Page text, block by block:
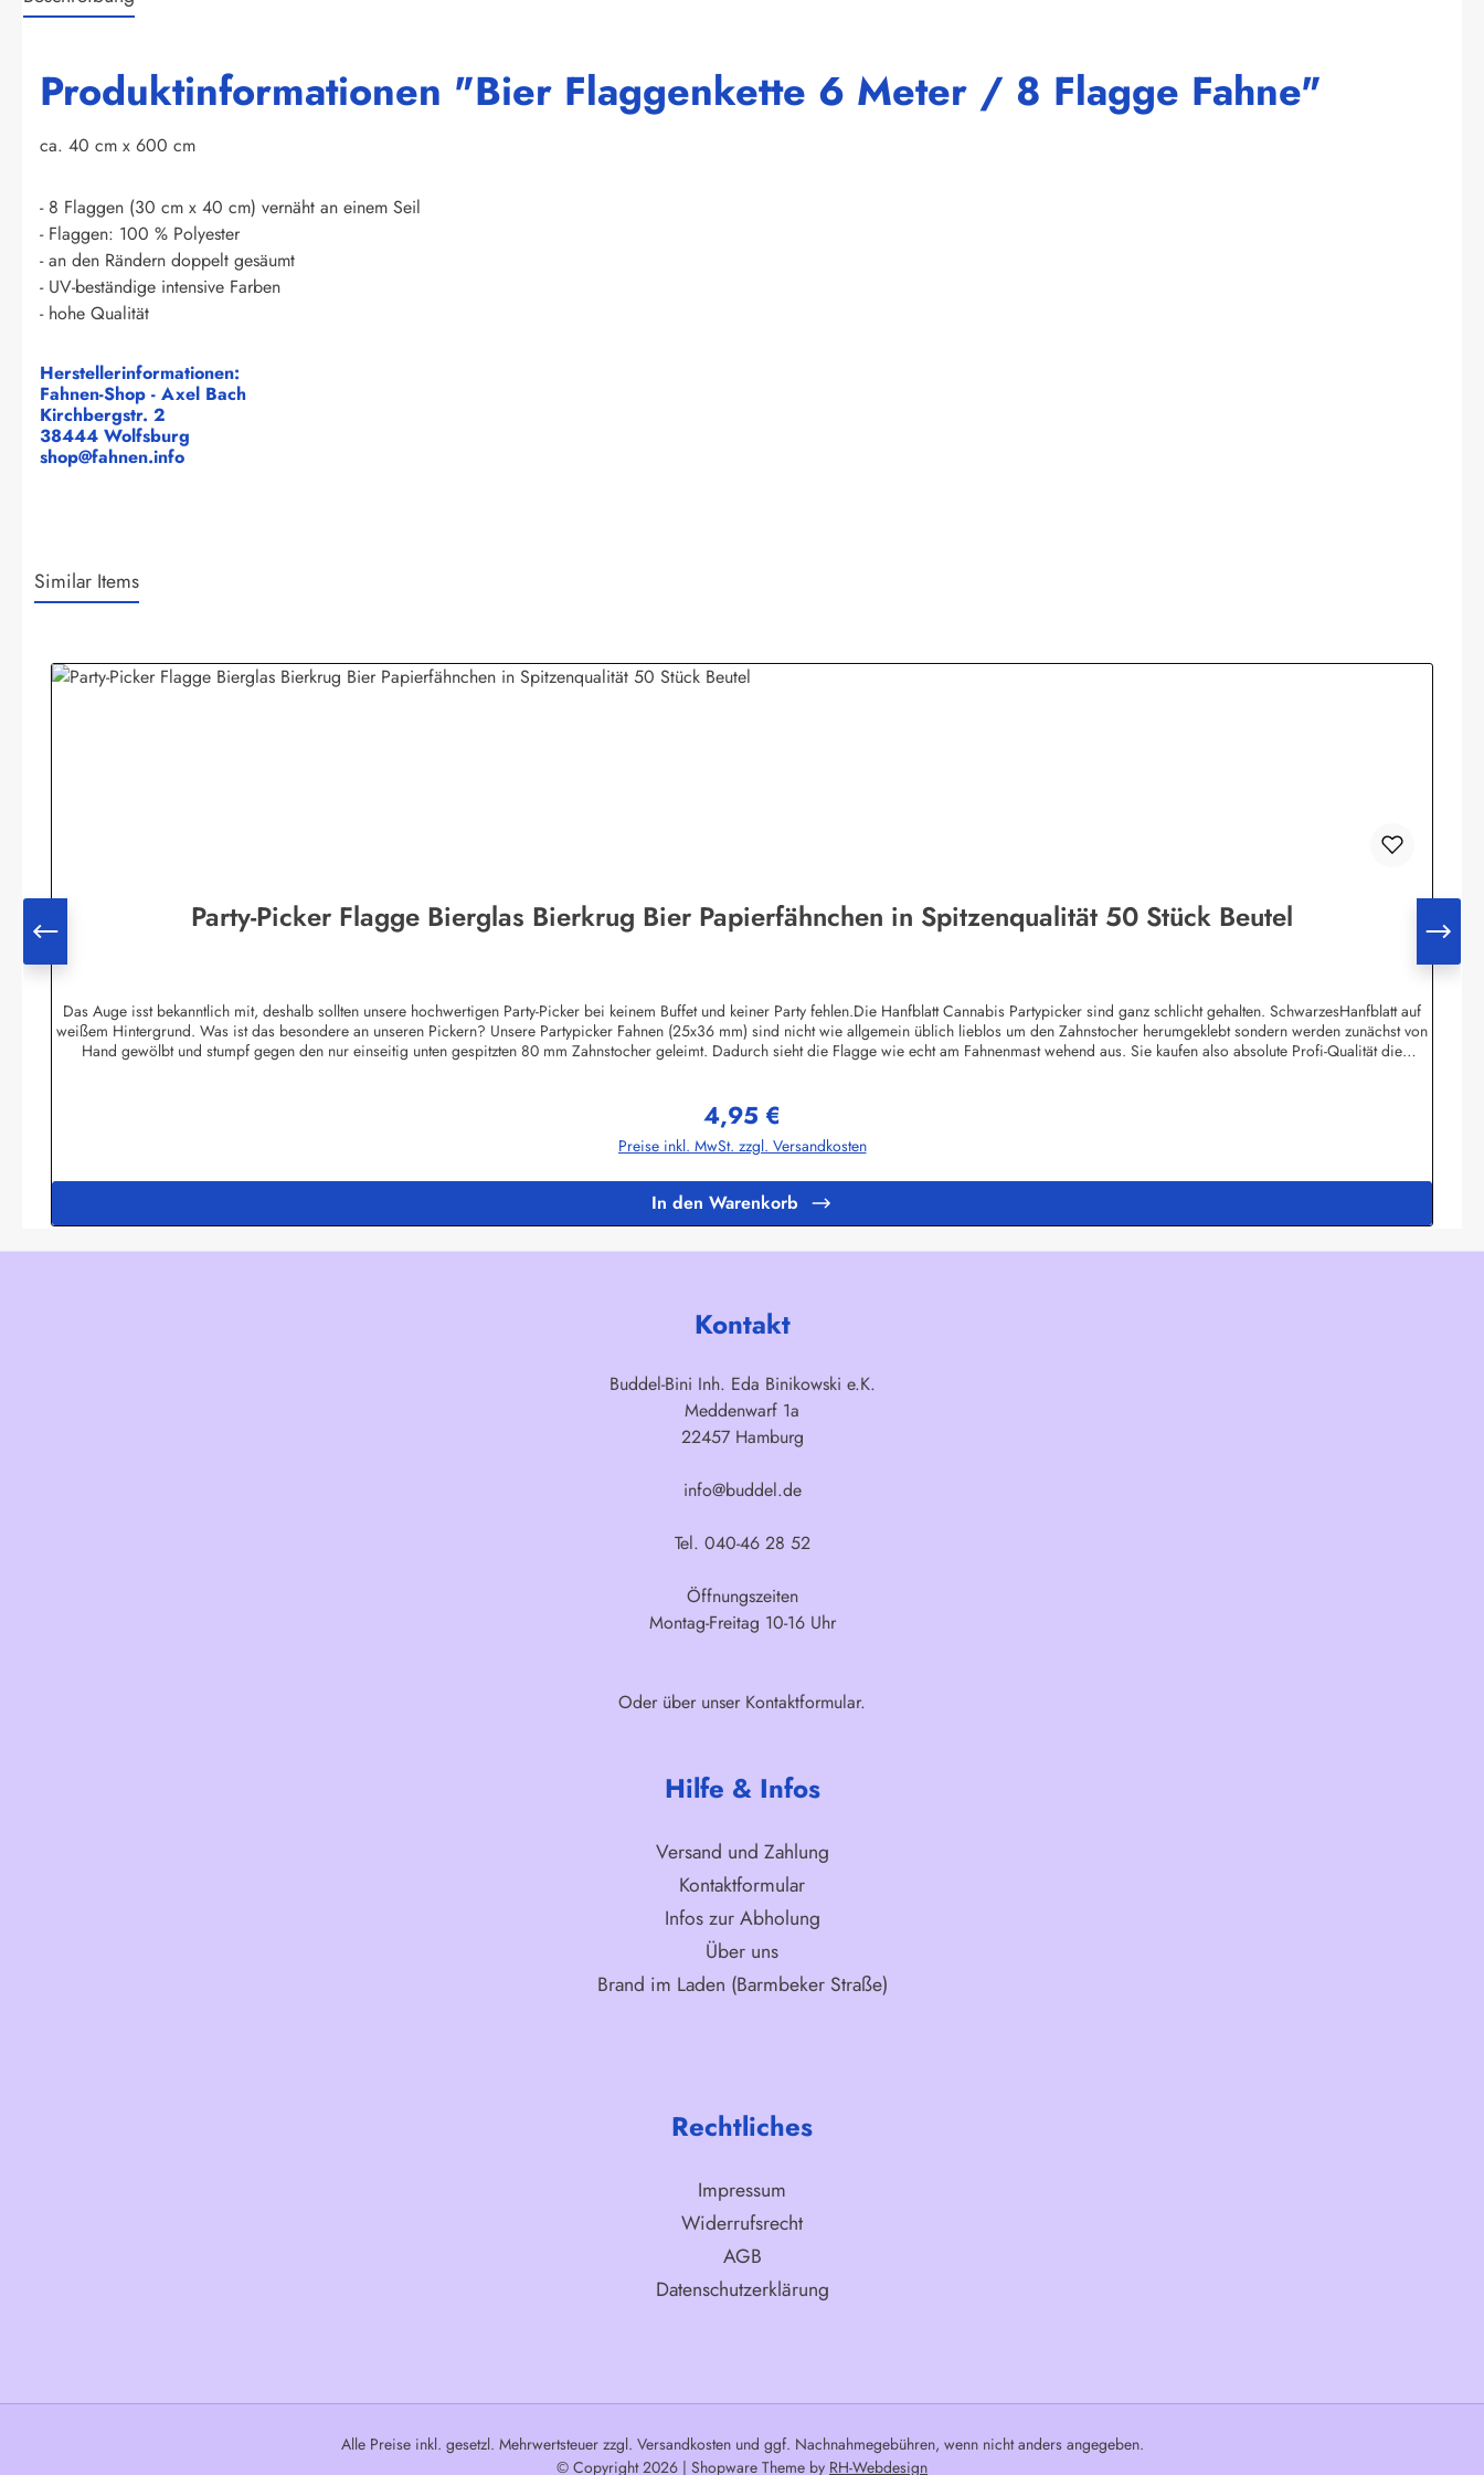
Produktinformationen "Bier Flaggenkette 6 Meter / 8 Flagge Fahne"
ca. 40 cm x 600 cm
- 8 Flaggen (30 cm x 40 cm) vernäht an einem Seil
- Flaggen: 100 % Polyester
- an den Rändern doppelt gesäumt
- UV-beständige intensive Farben
- hohe Qualität
Herstellerinformationen:
Fahnen-Shop - Axel Bach
Kirchbergstr. 2
38444 Wolfsburg
shop@fahnen.info
Similar Items
Party-Picker Flagge Bierglas Bierkrug Bier Papierfähnchen in Spitzenqualität 50 Stück Beutel
Das Auge isst bekanntlich mit, deshalb sollten unsere hochwertigen Party-Picker bei keinem Buffet und keiner Party fehlen.Die Hanfblatt Cannabis Partypicker sind ganz schlicht gehalten. SchwarzesHanfblatt auf
weißem Hintergrund. Was ist das besondere an unseren Pickern? Unsere Partypicker Fahnen (25x36 mm) sind nicht wie allgemein üblich lieblos um den Zahnstocher herumgeklebt sondern werden zunächst von
Hand gewölbt und stumpf gegen den nur einseitig unten gespitzten 80 mm Zahnstocher geleimt. Dadurch sieht die Flagge wie echt am Fahnenmast wehend aus. Sie kaufen also absolute Profi-Qualität die
werden. Die Picker werden zu 50 Stück in Polybeutel verpackt.Herstellerinformationen:Buddel-Bini Inh. Eda Binikowski e.K.Meddenwarf 1a22457 Hamburginfo@buddel.de
Regulärer Preis:
4,95 €
Preise inkl. MwSt. zzgl. Versandkosten
In den Warenkorb
Kontakt
Buddel-Bini Inh. Eda Binikowski e.K.
Meddenwarf 1a
22457 Hamburg
info@buddel.de
Tel. 040-46 28 52
Öffnungszeiten
Montag-Freitag 10-16 Uhr
Oder über unser Kontaktformular.
Hilfe & Infos
Versand und Zahlung
Kontaktformular
Infos zur Abholung
Über uns
Brand im Laden (Barmbeker Straße)
Rechtliches
Impressum
Widerrufsrecht
AGB
Datenschutzerklärung
Alle Preise inkl. gesetzl. Mehrwertsteuer zzgl. Versandkostenund ggf. Nachnahmegebühren, wenn nicht anders angegeben.
© Copyright 2026 | Shopware Theme by RH-Webdesign